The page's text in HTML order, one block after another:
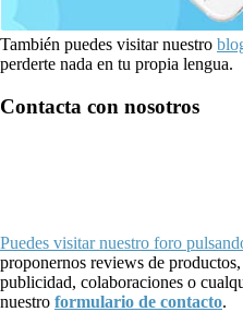
También puedes visitar nuestro
perderte nada en tu propia lengua.
Contacta con nosotros
Puedes visitar nuestro foro
proponernos reviews de
publicidad, colaboraciones o
nuestro formulario de contacto.